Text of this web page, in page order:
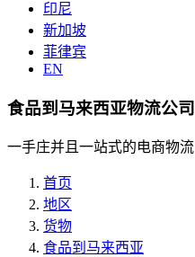
印尼
新加坡
菲律宾
EN
食品到马来西亚物流公司
一手庄并且一站式的电商物流
首页
地区
货物
食品到马来西亚